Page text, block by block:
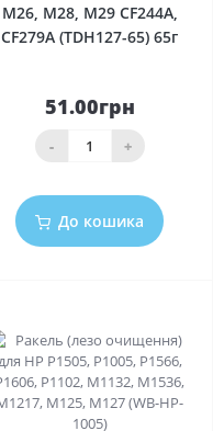
M26, M28, M29 CF244A,
CF279A (TDH127-65) 65г
51.00грн
- +
До кошика